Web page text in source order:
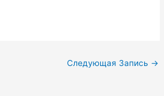
Следующая Запись →